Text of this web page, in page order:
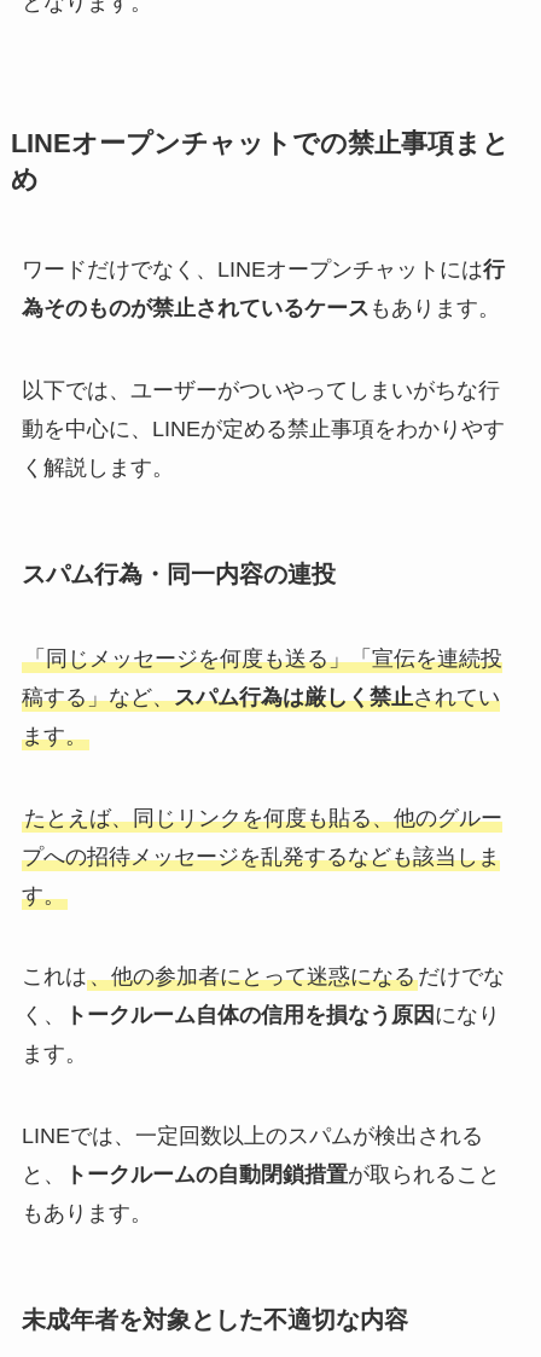
LINEオープンチャットでの禁止事項まと
め
ワードだけでなく、LINEオープンチャットには行
為そのものが禁止されているケース もあります。
以下では、ユーザーがついやってしまいがちな行
動を中心に、LINEが定める禁止事項をわかりやす
く解説します。
スパム行為・同一内容の連投
「同じメッセージを何度も送る」「宣伝を連続投
稿する」など、スパム行為は厳しく禁止されてい
ます。
たとえば、同じリンクを何度も貼る、他のグルー
プへの招待メッセージを乱発するなども該当しま
す。
これは、他の参加者にとって迷惑になるだけでな
く、
トークルーム自体の信用を損なう原因 になり
ます。
LINEでは、一定回数以上のスパムが検出される
と、
トークルームの自動閉鎖措置が取られること
もあります。
未成年者を対象とした不適切な内容